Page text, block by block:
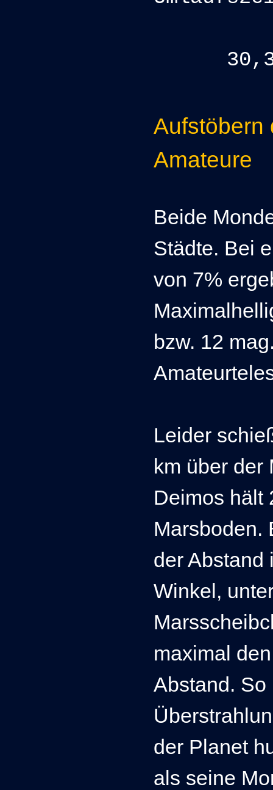
30,3
Aufstöbern
Amateure
Beide
Städte. Bei
von 7%
bzw. 12
Leider
km über der
Deimos hält
Marsboden.
der Abstand
Winkel,
M
maximal
Abstand. So
der Planet
als seine